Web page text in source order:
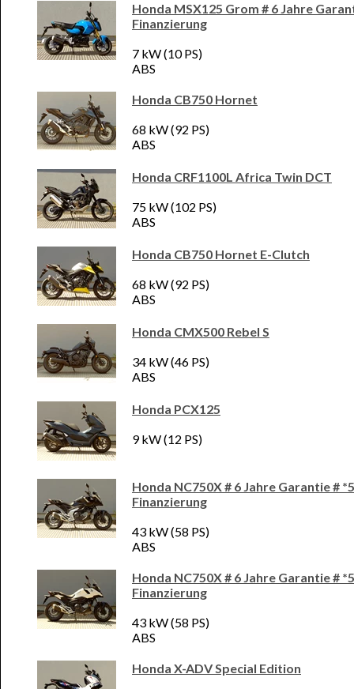
Honda MSX125 Grom # 6 Jahre
Finanzierung
7 kW (10 PS)
ABS
Honda CB750 Hornet
68 kW (92 PS)
ABS
Honda CRF1100L Africa Twin DCT
75 kW (102 PS)
ABS
Honda CB750 Hornet E-Clutch
68 kW (92 PS)
ABS
Honda CMX500 Rebel S
34 kW (46 PS)
ABS
Honda PCX125
9 kW (12 PS)
Honda NC750X # 6 Jahre Garantie #
Finanzierung
43 kW (58 PS)
ABS
Honda NC750X # 6 Jahre Garantie #
Finanzierung
43 kW (58 PS)
ABS
Honda X-ADV Special Edition